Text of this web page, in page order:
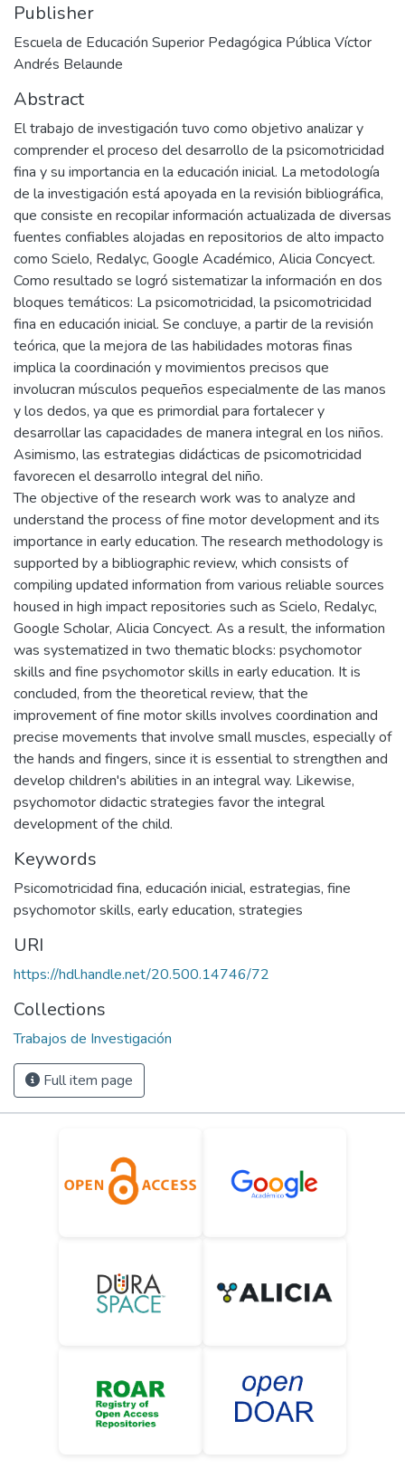
Publisher
Escuela de Educación Superior Pedagógica Pública Víctor
Andrés Belaunde
Abstract
El trabajo de investigación tuvo como objetivo analizar y
comprender el proceso del desarrollo de la psicomotricidad
fina y su importancia en la educación inicial. La metodología
de la investigación está apoyada en la revisión bibliográfica,
que consiste en recopilar información actualizada de diversas
fuentes confiables alojadas en repositorios de alto impacto
como Scielo, Redalyc, Google Académico, Alicia Concyect.
Como resultado se logró sistematizar la información en dos
bloques temáticos: La psicomotricidad, la psicomotricidad
fina en educación inicial. Se concluye, a partir de la revisión
teórica, que la mejora de las habilidades motoras finas
implica la coordinación y movimientos precisos que
involucran músculos pequeños especialmente de las manos
y los dedos, ya que es primordial para fortalecer y
desarrollar las capacidades de manera integral en los niños.
Asimismo, las estrategias didácticas de psicomotricidad
favorecen el desarrollo integral del niño.
The objective of the research work was to analyze and
understand the process of fine motor development and its
importance in early education. The research methodology is
supported by a bibliographic review, which consists of
compiling updated information from various reliable sources
housed in high impact repositories such as Scielo, Redalyc,
Google Scholar, Alicia Concyect. As a result, the information
was systematized in two thematic blocks: psychomotor
skills and fine psychomotor skills in early education. It is
concluded, from the theoretical review, that the
improvement of fine motor skills involves coordination and
precise movements that involve small muscles, especially of
the hands and fingers, since it is essential to strengthen and
develop children's abilities in an integral way. Likewise,
psychomotor didactic strategies favor the integral
development of the child.
Keywords
Psicomotricidad fina, educación inicial, estrategias, fine
psychomotor skills, early education, strategies
URI
https://hdl.handle.net/20.500.14746/72
Collections
Trabajos de Investigación
Full item page